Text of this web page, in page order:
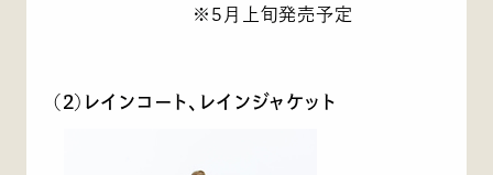
※5月上旬発売予定
(2)レインコート、レインジャケット